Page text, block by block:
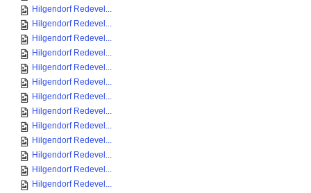
Hilgendorf Redevel...
Hilgendorf Redevel...
Hilgendorf Redevel...
Hilgendorf Redevel...
Hilgendorf Redevel...
Hilgendorf Redevel...
Hilgendorf Redevel...
Hilgendorf Redevel...
Hilgendorf Redevel...
Hilgendorf Redevel...
Hilgendorf Redevel...
Hilgendorf Redevel...
Hilgendorf Redevel...